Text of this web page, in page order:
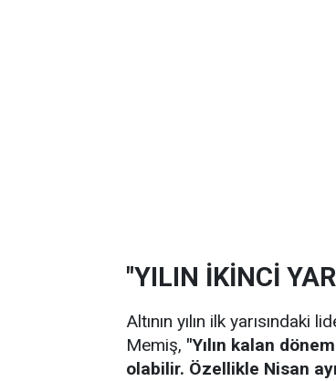
"YILIN İKİNCİ
Altının yılın ilk
Memiş, "Yılın kalan
olabilir. Özellikle Nisan